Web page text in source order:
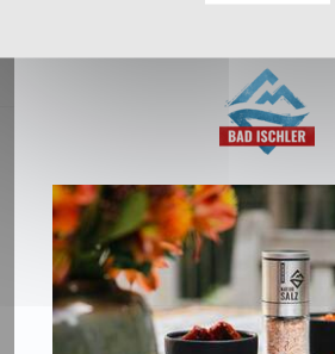
Steinkogelstraße 30
4802 Ebensee am Traunsee,AUSTRIA
+43 676 87812208
ecommerce@salinen.com